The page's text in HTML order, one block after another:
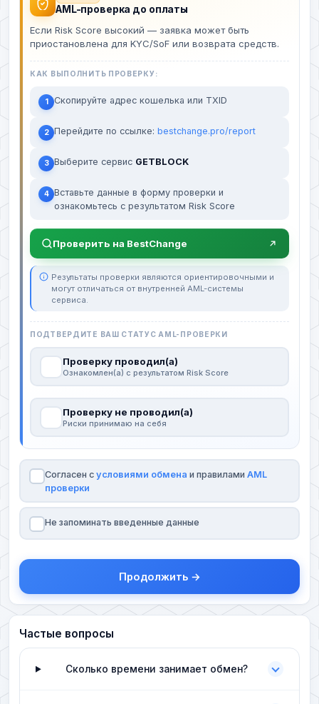
AML-проверка до оплаты
Если Risk Score высокий — заявка может быть
приостановлена для KYC/SoF или возврата средств.
КАК ВЫПОЛНИТЬ ПРОВЕРКУ:
1 Скопируйте адрес кошелька или TXID
2 Перейдите по ссылке: bestchange.pro/report
3 Выберите сервис GETBLOCK
4 Вставьте данные в форму проверки и
ознакомьтесь с результатом Risk Score
Проверить на BestChange
Результаты проверки являются ориентировочными и
могут отличаться от внутренней AML-системы
сервиса.
ПОДТВЕРДИТЕ ВАШ СТАТУС AML-ПРОВЕРКИ
Проверку проводил(а)
Ознакомлен(а) с результатом Risk Score
Проверку не проводил(а)
Риски принимаю на себя
Согласен с условиями обмена и правилами AML
проверки
Не запоминать введенные данные
Продолжить →
Частые вопросы
Сколько времени занимает обмен?